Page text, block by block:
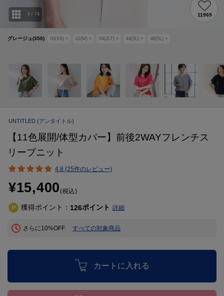
グレージュ(350) 00(XS) × 02(M) × 04(2LT) × 44(3L) × 48(5L) ×
9 / 74 11969
UNTITLED (アンタイトル)
【11色展開/体型カバー】前後2WAYフレンチス
リーブニット
4.8 (25件のレビュー)
¥15,400(税込)
獲得ポイント： 126ポイント 詳細
さらに10%OFF すべての対象商品
カートに入れる